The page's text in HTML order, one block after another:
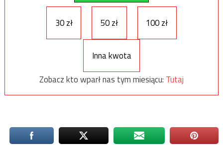
30 zł 50 zł 100 zł
Inna kwota
Zobacz kto wparł nas tym miesiącu: Tutaj